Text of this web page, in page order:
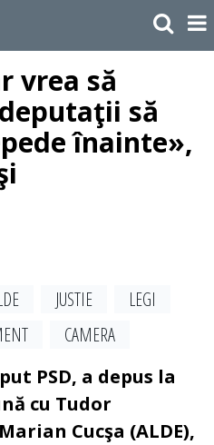
vrea să
să
înainte»,
JUSTIE
LEGI
CAMERA
PSD, a depus la
cu Tudor
Cucşa (ALDE),